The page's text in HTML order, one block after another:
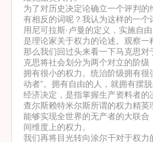
为了对历史决定论确立一个评判
有相反的词呢？我认为这样的一
用尼可拉斯·卢曼的定义，实施自
是理论家关于权力的论述。观察
那么我们回过头来看一下马克思
克思将社会划分为两个对立的阶
拥有很小的权力。统治阶级拥有
动者”。拥有自由的人，就拥有摆
经济决定，是指掌握生产资料者
查尔斯赖特米尔斯所谓的权力精
能够实现全世界的无产者的大联
间维度上的权力。
我们再将目光转向涂尔干对于权